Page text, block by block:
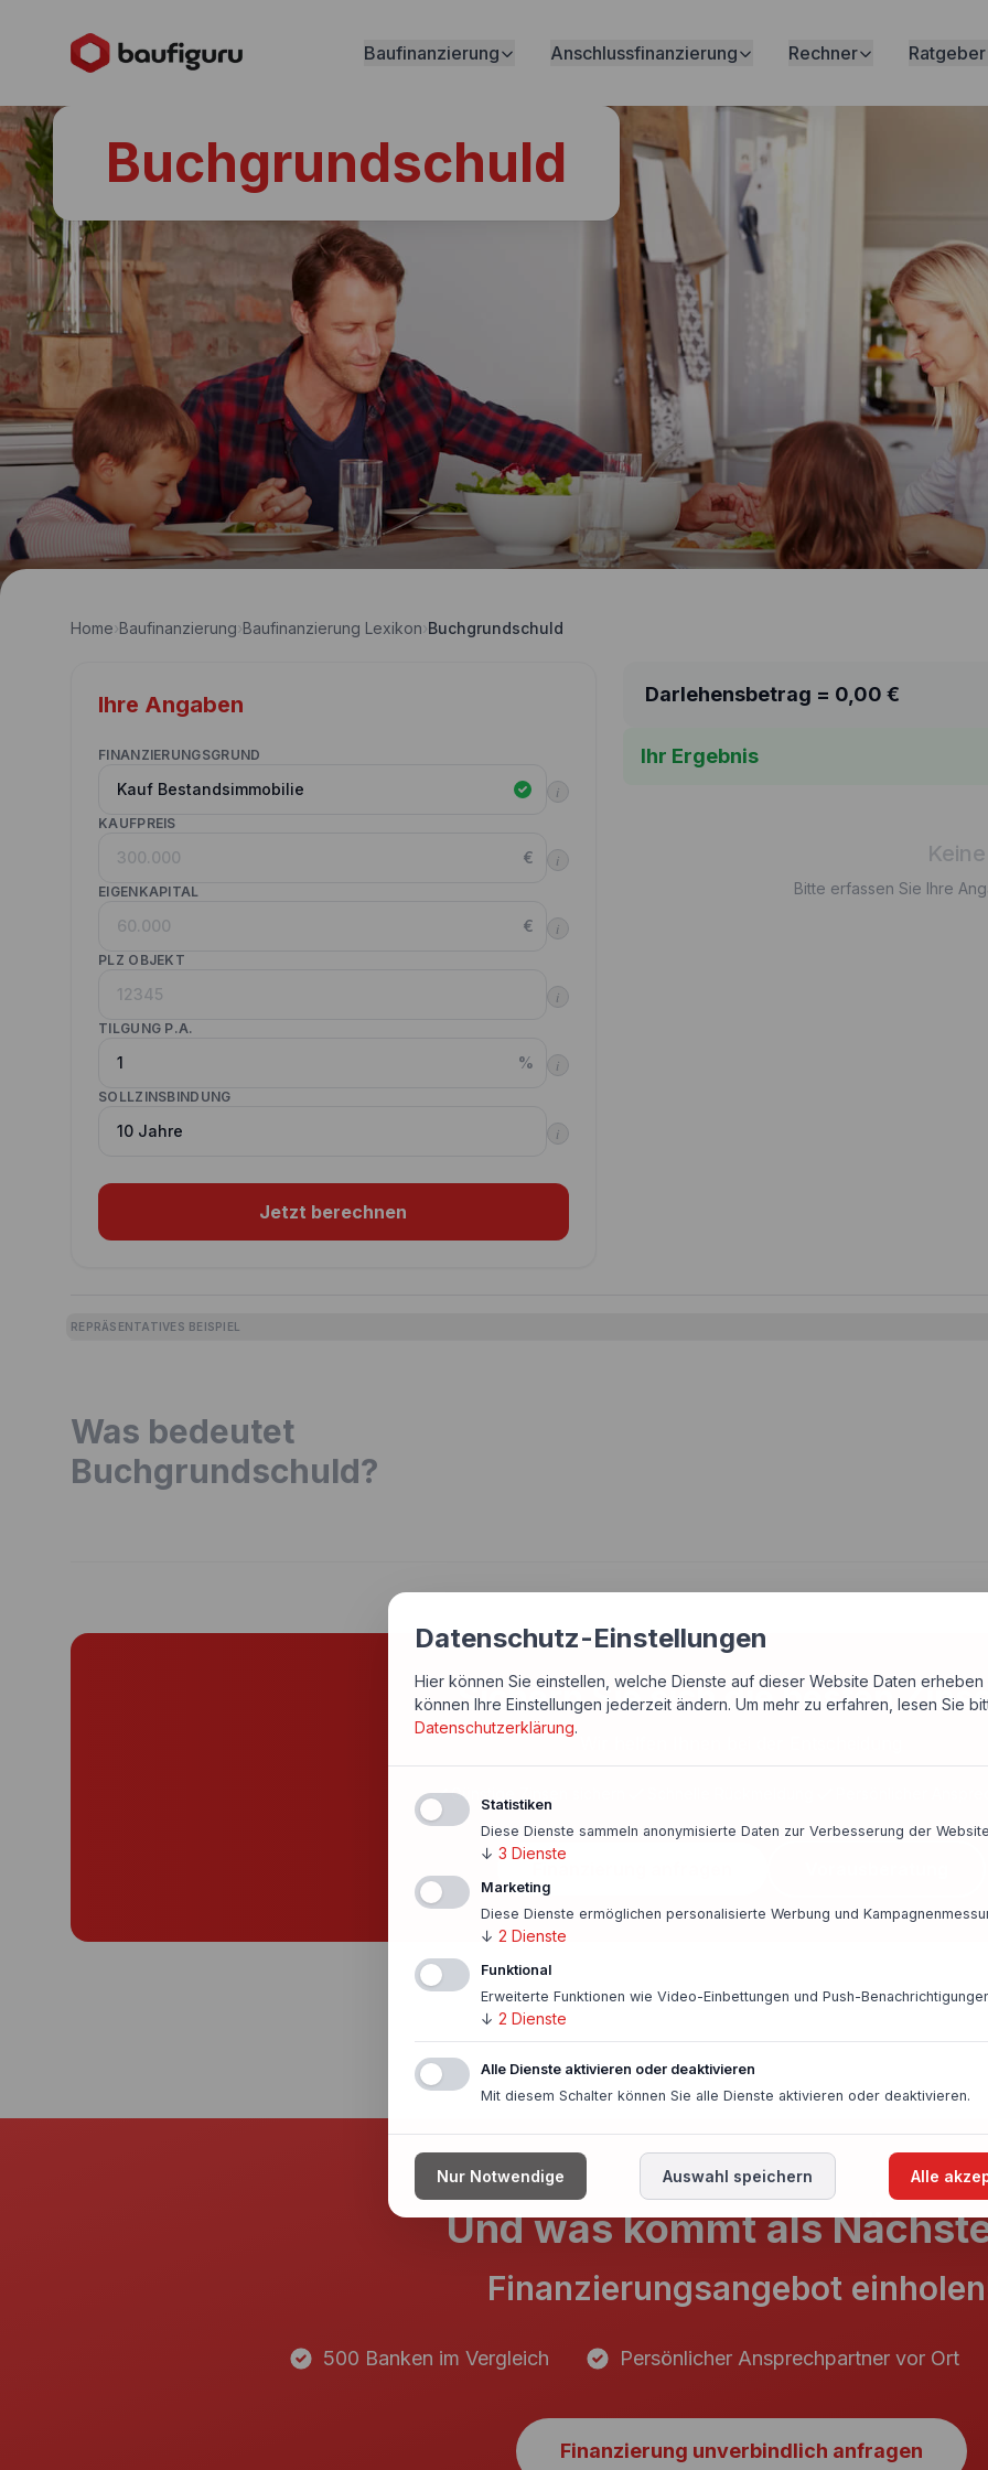
Baufinanzierung Anschlussfinanzierung Rechner Ratgeber
Buchgrundschuld
Home›Baufinanzierung›Baufinanzierung Lexikon›Buchgrundschuld
Ihre Angaben
FINANZIERUNGSGRUND
i
KAUFPREIS
€ i
EIGENKAPITAL
€ i
PLZ OBJEKT
i
TILGUNG P.A.
% i
SOLLZINSBINDUNG
i
Jetzt berechnen
Darlehensbetrag = 0,00 €
Ihr Ergebnis
Bitte erfassen Sie Ihre
REPRÄSENTATIVES BEISPIEL
Was bedeutet
Buchgrundschuld?
Sichern Sie sich die besten
Günstige Zinsen sichern
Und was kommt als
Finanzierungsangebot
500 Banken im Vergleich Persönlicher Ansprechpartner vor Ort
Finanzierung unverbindlich anfragen
Datenschutz-Einstellungen
Hier können Sie einstellen, welche Dienste auf dieser Website Daten erheben
können Ihre Einstellungen jederzeit ändern. Um mehr zu erfahren, lesen Sie
Datenschutzerklärung.
Statistiken
Diese Dienste sammeln anonymisierte Daten zur Verbesserung der
↓ 3 Dienste
Marketing
Diese Dienste ermöglichen personalisierte Werbung und
↓ 2 Dienste
Funktional
Erweiterte Funktionen wie Video-Einbettungen und Push-
↓ 2 Dienste
Alle Dienste aktivieren oder deaktivieren
Mit diesem Schalter können Sie alle Dienste aktivieren oder deaktivieren.
Nur Notwendige Auswahl speichern Alle